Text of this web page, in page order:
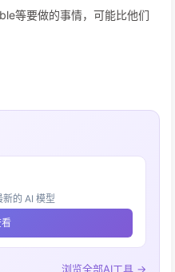
等要做的事情，可能比他们
的 AI 模型
浏览全部AI工具 →